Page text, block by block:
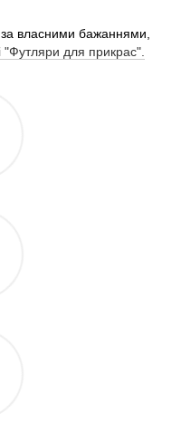
власними бажаннями,
"Футляри для прикрас".